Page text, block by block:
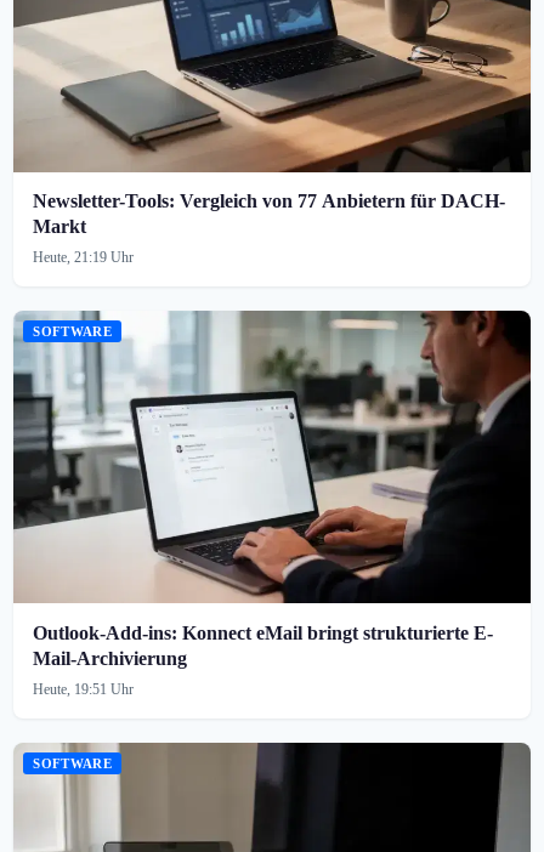
Newsletter-Tools: Vergleich von 77 Anbietern für DACH-
Markt
Heute, 21:19 Uhr
SOFTWARE
Outlook-Add-ins: Konnect eMail bringt strukturierte E-
Mail-Archivierung
Heute, 19:51 Uhr
SOFTWARE